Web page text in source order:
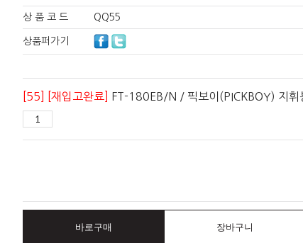
상 품 코 드 QQ55
상품퍼가기
[55] [재입고완료] FT-180EB/N / 픽보이(PICKBOY) 지
바로구매 장바구니